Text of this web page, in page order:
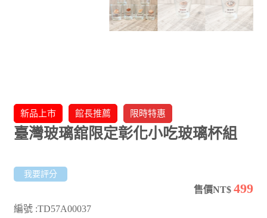
新品上市 館長推薦 限時特惠
臺灣玻璃舘限定彰化小吃玻璃杯組
我要評分
售價NT$ 499
編號 :TD57A00037